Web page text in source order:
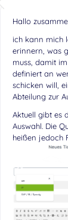
Hallo
ich kann mich
erinnern, was
muss, damit
definiert an
schicken will,
Abteilung zur
Aktuell gibt es
Auswahl. Die
heißen jedoch